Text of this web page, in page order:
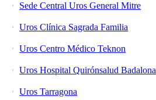
Sede Central Uros General Mitre
Uros Clínica Sagrada Familia
Uros Centro Médico Teknon
Uros Hospital Quirónsalud Badalona
Uros Tarragona